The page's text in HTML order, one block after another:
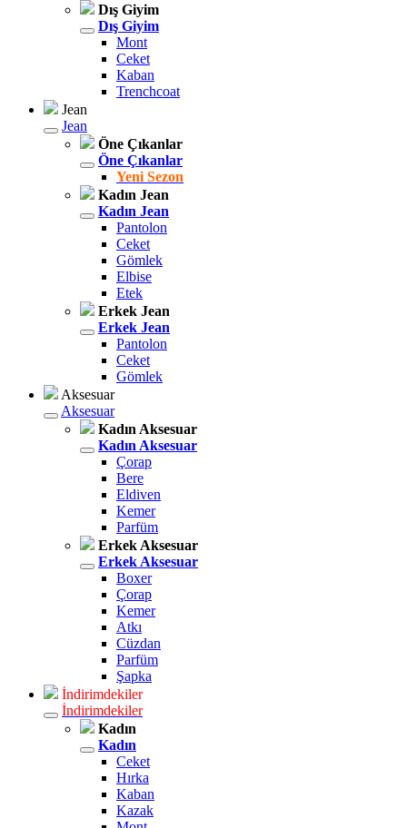
Dış Giyim
Dış Giyim
Mont
Ceket
Kaban
Trenchcoat
Jean
Jean
Öne Çıkanlar
Öne Çıkanlar
Yeni Sezon
Kadın Jean
Kadın Jean
Pantolon
Ceket
Gömlek
Elbise
Etek
Erkek Jean
Erkek Jean
Pantolon
Ceket
Gömlek
Aksesuar
Aksesuar
Kadın Aksesuar
Kadın Aksesuar
Çorap
Bere
Eldiven
Kemer
Parfüm
Erkek Aksesuar
Erkek Aksesuar
Boxer
Çorap
Kemer
Atkı
Cüzdan
Parfüm
Şapka
İndirimdekiler
İndirimdekiler
Kadın
Kadın
Ceket
Hırka
Kaban
Kazak